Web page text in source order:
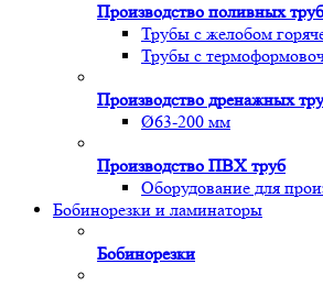
Производство поливных труб
Трубы с желобом
Трубы с
Производство дренажных
Ø63-200 мм
Производство ПВХ труб
Оборудование для
Бобинорезки и ламинаторы
Бобинорезки